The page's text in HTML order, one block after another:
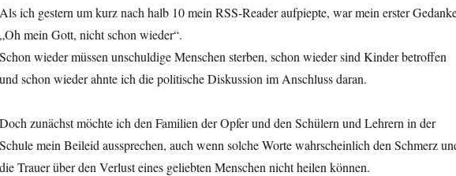
Als ich gestern um kurz nach halb 10 mein RSS-Reader aufpiepte, war mein erster
„Oh mein Gott, nicht schon wieder“.
Schon wieder müssen unschuldige Menschen sterben, schon wieder sind Kinder betroffen
und schon wieder ahnte ich die politische Diskussion im Anschluss daran.
Doch zunächst möchte ich den Familien der Opfer und den Schülern und Lehrern in der
Schule mein Beileid aussprechen, auch wenn solche Worte wahrscheinlich den Schmerz
die Trauer über den Verlust eines geliebten Menschen nicht heilen können.